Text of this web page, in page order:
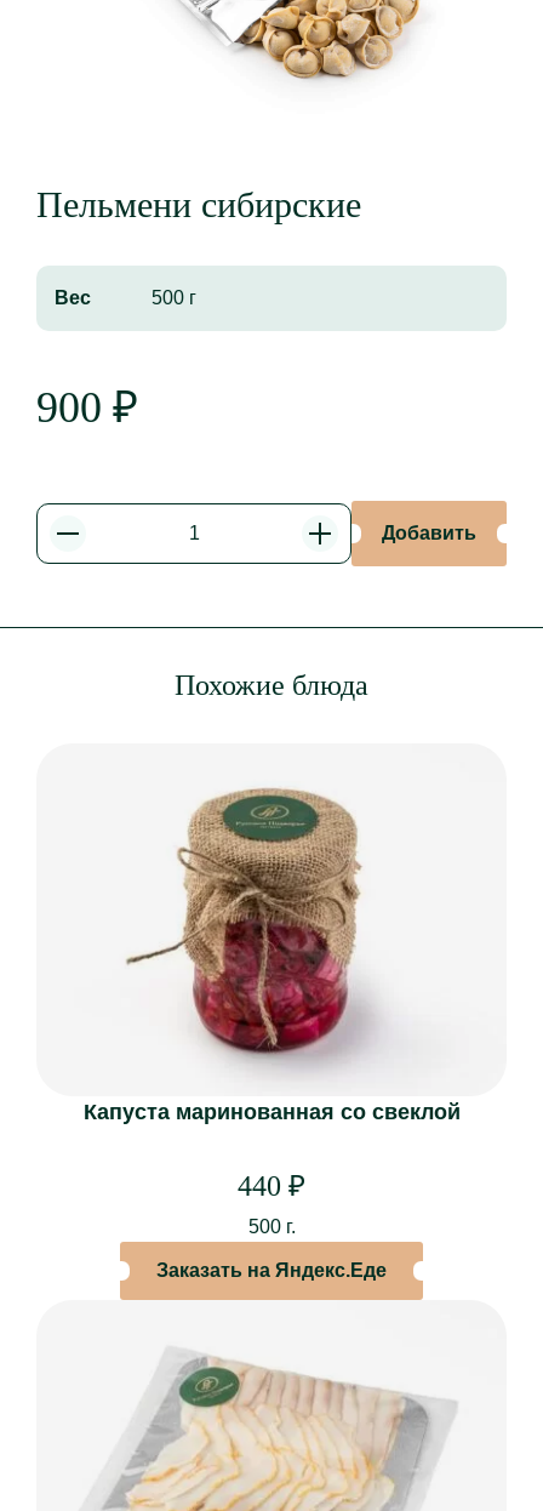
Пельмени сибирские
Вес 500 г
900 ₽
Уменьшить Увеличить
Добавить
Похожие блюда
Капуста маринованная со свеклой
440 ₽
500 г.
Заказать на Яндекс.Еде